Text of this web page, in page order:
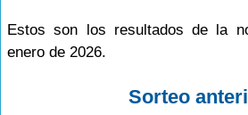
Estos son los resultados de la
enero de 2026.
Sorteo